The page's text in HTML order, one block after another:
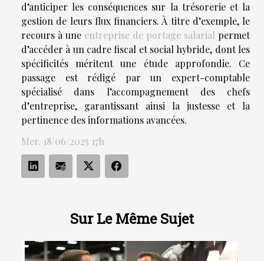
Sur Le Même Sujet
d’anticiper les conséquences sur la trésorerie et la
gestion de leurs flux financiers. À titre d’exemple, le
recours à une entreprise de portage salarial permet
d’accéder à un cadre fiscal et social hybride, dont les
spécificités méritent une étude approfondie. Ce
passage est rédigé par un expert-comptable
spécialisé dans l’accompagnement des chefs
d’entreprise, garantissant ainsi la justesse et la
pertinence des informations avancées.
Mer. 18/06/2025 17h